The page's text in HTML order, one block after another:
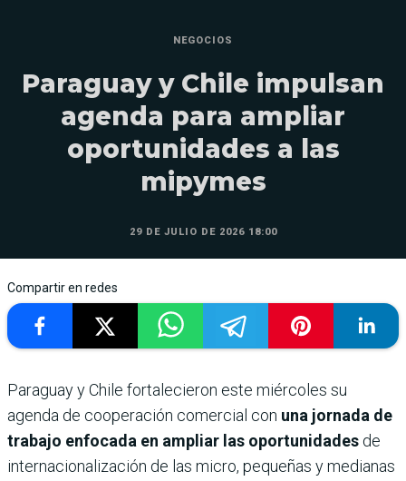
NEGOCIOS
Paraguay y Chile impulsan
agenda para ampliar
oportunidades a las
mipymes
29 DE JULIO DE 2026 18:00
Compartir en redes
Paraguay y Chile fortalecieron este miércoles su
agenda de cooperación comercial con una jornada de
trabajo enfocada en ampliar las oportunidades de
internacionalización de las micro, pequeñas y medianas